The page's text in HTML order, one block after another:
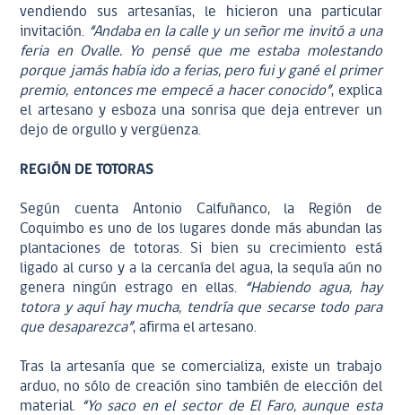
vendiendo sus artesanías, le hicieron una particular
invitación. “Andaba en la calle y un señor me invitó a una
feria en Ovalle. Yo pensé que me estaba molestando
porque jamás había ido a ferias, pero fui y gané el primer
premio, entonces me empecé a hacer conocido”, explica
el artesano y esboza una sonrisa que deja entrever un
dejo de orgullo y vergüenza.
REGIÓN DE TOTORAS
Según cuenta Antonio Calfuñanco, la Región de
Coquimbo es uno de los lugares donde más abundan las
plantaciones de totoras. Si bien su crecimiento está
ligado al curso y a la cercanía del agua, la sequía aún no
genera ningún estrago en ellas.
“Habiendo agua, hay
totora y aquí hay mucha, tendría que secarse todo para
que desaparezca”, afirma el artesano.
Tras la artesanía que se comercializa, existe un trabajo
arduo, no sólo de creación sino también de elección del
material. “Yo saco en el sector de El Faro, aunque esta